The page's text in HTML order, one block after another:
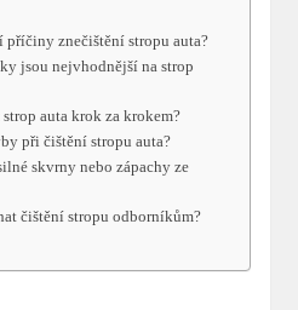
příčiny znečištění stropu auta?
jsou nejvhodnější na strop
auta krok za krokem?
při čištění stropu auta?
skvrny nebo zápachy ze
čištění stropu odborníkům?